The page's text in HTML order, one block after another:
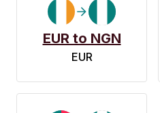
EUR to NGN
EUR